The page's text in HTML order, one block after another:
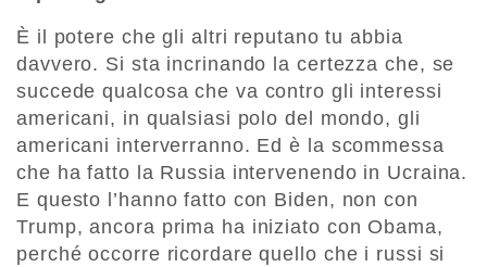
È il potere che gli altri reputano tu abbia
davvero. Si sta incrinando la certezza che, se
succede qualcosa che va contro gli interessi
americani, in qualsiasi polo del mondo, gli
americani interverranno. Ed è la scommessa
che ha fatto la Russia intervenendo in Ucraina.
E questo l’hanno fatto con Biden, non con
Trump, ancora prima ha iniziato con Obama,
perché occorre ricordare quello che i russi si